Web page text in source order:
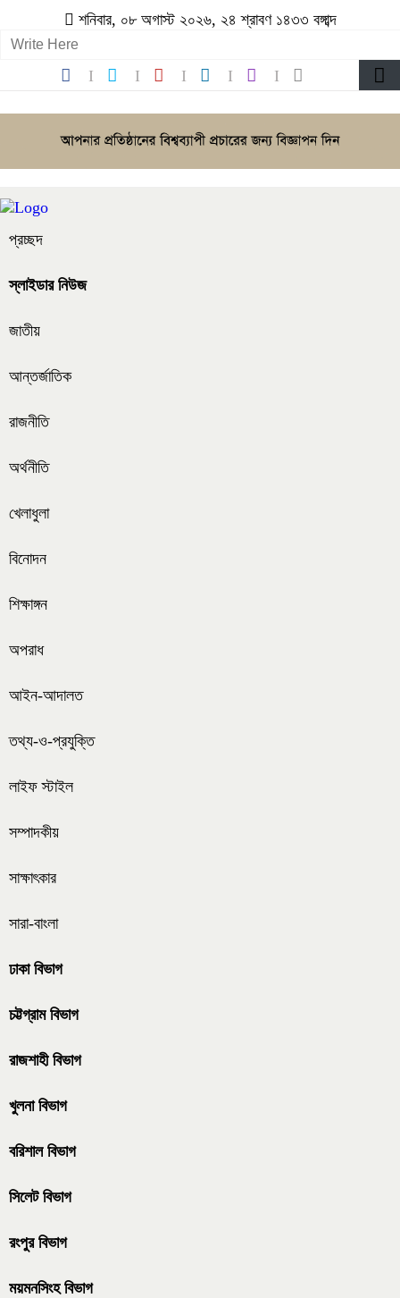
শনিবার, ০৮ অগাস্ট ২০২৬, ২৪ শ্রাবণ ১৪৩৩ বঙ্গাব্দ
প্রচ্ছদ
স্লাইডার নিউজ
জাতীয়
আন্তর্জাতিক
রাজনীতি
অর্থনীতি
খেলাধুলা
বিনোদন
শিক্ষাঙ্গন
অপরাধ
আইন-আদালত
তথ্য-ও-প্রযুক্তি
লাইফ স্টাইল
সম্পাদকীয়
সাক্ষাৎকার
সারা-বাংলা
ঢাকা বিভাগ
চট্টগ্রাম বিভাগ
রাজশাহী বিভাগ
খুলনা বিভাগ
বরিশাল বিভাগ
সিলেট বিভাগ
রংপুর বিভাগ
ময়মনসিংহ বিভাগ